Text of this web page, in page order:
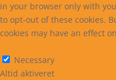
in your browser only with
to opt-out of these cookies.
cookies may have an effect
Necessary
Altid aktiveret